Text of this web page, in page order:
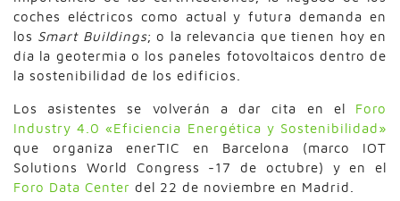
coches eléctricos como actual y futura demanda en
los Smart Buildings; o la relevancia que tienen hoy en
día la geotermia o los paneles fotovoltaicos dentro de
la sostenibilidad de los edificios.
Los asistentes se volverán a dar cita en el Foro
Industry 4.0 «Eficiencia Energética y Sostenibilidad»
que organiza enerTIC en Barcelona (marco IOT
Solutions World Congress -17 de octubre) y en el
Foro Data Center del 22 de noviembre en Madrid.